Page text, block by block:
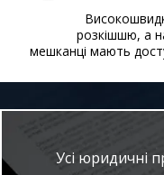
розкішшю, а
мешканці мають
Усі юридичні